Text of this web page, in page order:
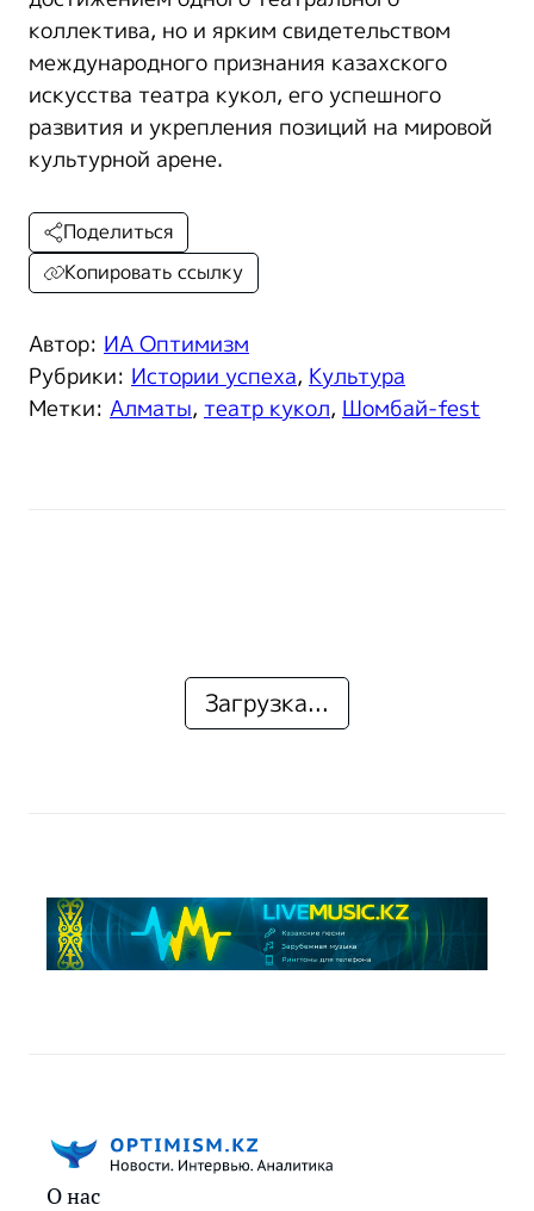
коллектива, но и ярким свидетельством
международного признания казахского
искусства театра кукол, его успешного
развития и укрепления позиций на мировой
культурной арене.
Автор: ИА Оптимизм
Рубрики: Истории успеха, Культура
Метки: Алматы, театр кукол, Шомбай-fest
Поделиться
Копировать ссылку
Загрузка...
О нас